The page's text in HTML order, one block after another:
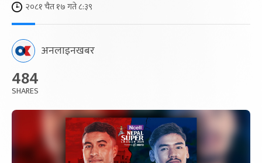
२०८१ चैत १७ गते ८:३९
अनलाइनखबर
484
SHARES